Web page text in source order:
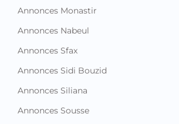
Annonces Monastir
Annonces Nabeul
Annonces Sfax
Annonces Sidi Bouzid
Annonces Siliana
Annonces Sousse